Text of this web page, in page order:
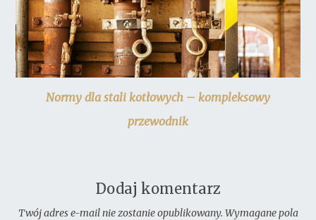
Normy dla stali kotłowych – kompleksowy
przewodnik
Dodaj komentarz
Twój adres e-mail nie zostanie opublikowany. Wymagane pola